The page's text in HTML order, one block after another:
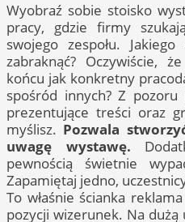
Wyobraź sobie stoisko
pracy, gdzie firmy
swojego zespołu.
zabraknąć? Oczywiście,
końcu jak konkretny
spośród innych? Z
prezentujące treści oraz
myślisz. Pozwala
uwagę wystawę.
pewnością świetnie
Zapamiętaj jedno,
To właśnie ścianka
pozycji wizerunek. Na dużą